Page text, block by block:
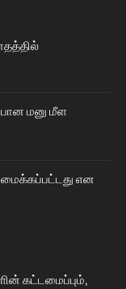
மனு மீள
என
கட்டமைப்பும்,